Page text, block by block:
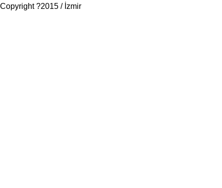
Copyright ?2015 / İzmir